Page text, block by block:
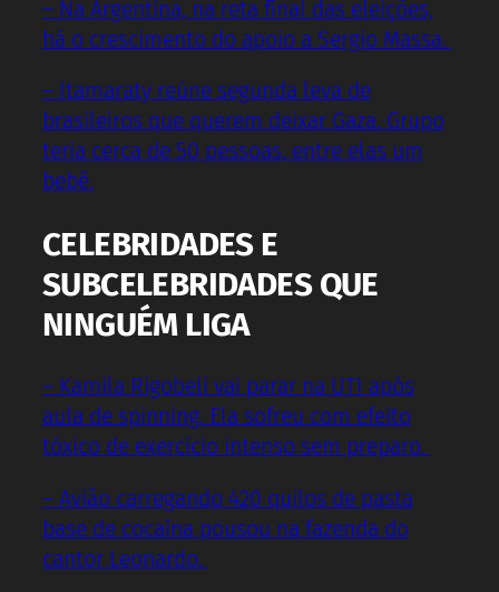
– Na Argentina, na reta final das eleições,
há o crescimento do apoio a Sergio Massa.
– Itamaraty reúne segunda leva de
brasileiros que querem deixar Gaza. Grupo
teria cerca de 50 pessoas, entre elas um
bebê.
CELEBRIDADES E
SUBCELEBRIDADES QUE
NINGUÉM LIGA
– Kamila Rigobeli vai parar na UTI após
aula de spinning. Ela sofreu com efeito
tóxico de exercício intenso sem preparo.
– Avião carregando 420 quilos de pasta
base de cocaína pousou na fazenda do
cantor Leonardo.